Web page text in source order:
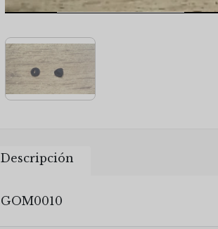
Descripción
GOM0010